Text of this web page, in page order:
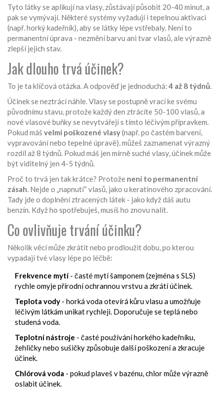
Tyto látky se aplikují na vlasy, zůstávají působit 20-40 minut, a
pak se vymývají. Některé systémy vyžadují i tepelnou aktivaci
(např. horký kadeřník), aby se látky lépe vstřebaly. Není to
permanentní úprava - nezmění barvu ani tvar vlasů, ale výrazně
zlepší jejich stav.
Jak dlouho trvá účinek?
To je ta klíčová otázka. A odpověď je jednoduchá: 4 až 8 týdnů.
Účinek se neztrácí náhle. Vlasy se postupně vrací ke svému
původnímu stavu, protože každý den ztrácíte 50-100 vlasů, a
nové vlasové buňky se nevytvářejí s tímto léčivým přípravkem.
Pokud máš velmi poškozené vlasy(např. po častém barvení,
vypravování nebo tepelné úpravě), můžeš zaznamenat výrazný
rozdíl až 8 týdnů. Pokud máš jen mírně suché vlasy, účinek může
být viditelný jen 4-5 týdnů.
Proč to trvá jen tak krátce? Protože není to permanentní
zásah. Nejde o „napnutí“ vlasů, jako u keratinového zpracování.
Tady jde o doplnění ztracených látek - jako když dáš autu
benzín. Když ho spotřebuješ, musíš ho znovu nalít.
Co ovlivňuje trvání účinku?
Několik věcí může zkrátit nebo prodloužit dobu, po kterou
vypadají tvé vlasy lépe po léčbě:
Frekvence mytí- časté mytí šamponem (zejména s SLS)
rychle omyje přírodní ochrannou vrstvu a zkrátí účinek.
Teplota vody - horká voda otevírá kůru vlasu a umožňuje
léčivým látkám unikat rychleji. Doporučuje se teplá nebo
studená voda.
Teplotní nástroje - časté používání horkého kadeřníku,
žehličky nebo sušičky způsobuje další poškození a zkracuje
účinek.
Chlórová voda - pokud plaveš v bazénu, chlor může výrazně
oslabit účinek.